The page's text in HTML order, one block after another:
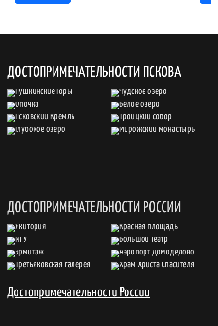
ДОСТОПРИМЕЧАТЕЛЬНОСТИ ПСКОВА
ДОСТОПРИМЕЧАТЕЛЬНОСТИ РОССИИ
Достопримечательности России